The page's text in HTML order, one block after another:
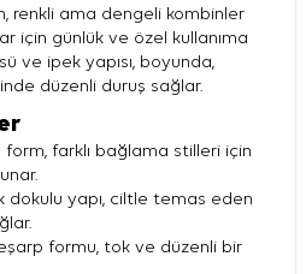
renkli ama dengeli kombinler
için günlük ve özel kullanıma
ve ipek yapısı, boyunda,
düzenli duruş sağlar.
farklı bağlama stilleri için
dokulu yapı, ciltle temas eden
formu, tok ve düzenli bir